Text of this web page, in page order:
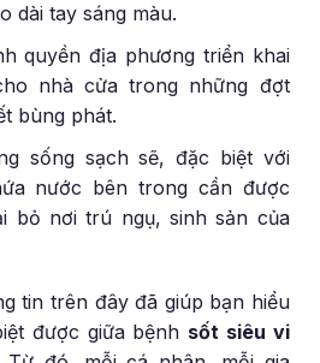
dài tay sáng màu.
quyền địa phương triển khai
nhà cửa trong những đợt
bùng phát.
sống sạch sẽ, đặc biệt với
nước bên trong cần được
bỏ nơi trú ngụ, sinh sản của
tin trên đây đã giúp bạn hiểu
được giữa bệnh sốt siêu vi